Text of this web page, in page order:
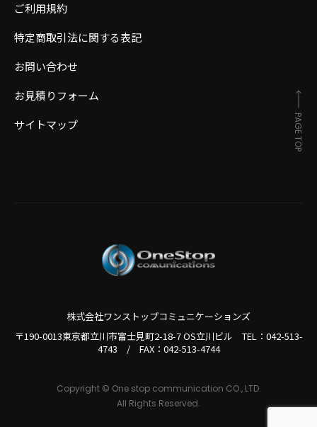
ご利用規約
特定商取引法に関する表記
お問い合わせ
お見積りフォーム
サイトマップ
株式会社ワンストップコミュニケーションズ
〒190-0013東京都立川市富士見町2-18-7 OS立川ビル TEL： 042-513-
4743 / FAX：042-513-4744
Copyright © One stop communication CO., LTD.
All Rights Reserved.
PAGE TOP